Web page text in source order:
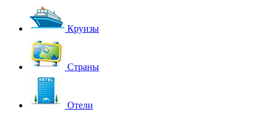
Круизы
Страны
Отели